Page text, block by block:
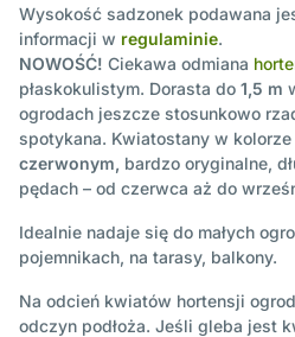
Wysokość sadzonek podawana
informacji w regulaminie.
NOWOŚĆ! Ciekawa odmiana
płaskokulistym. Dorasta do 1,5 m
ogrodach jeszcze stosunkowo
spotykana. Kwiatostany w kolorze
czerwonym, bardzo oryginalne,
pędach – od czerwca aż do
Idealnie nadaje się do małych
pojemnikach, na tarasy, balkony.
Na odcień kwiatów hortensji
odczyn podłoża. Jeśli gleba jest